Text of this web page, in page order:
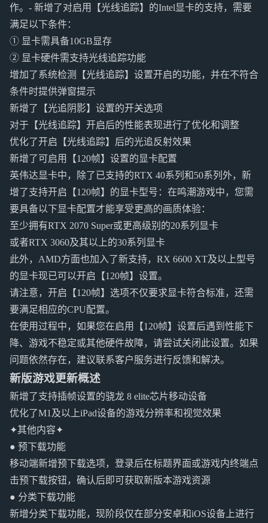
作。- 新增了对启用【光线追踪】的Intel显卡的支持，需要
满足以下条件：
① 显卡需具备10GB显存
② 显卡硬件需支持光线追踪功能
增加了系统检测【光线追踪】设置开启的功能，并在不符合
条件时提供弹窗提示
新增了【光追阴影】设置的开关选项
对于【光线追踪】开启后的性能表现进行了优化和调整
优化了开启【光线追踪】后的光追反射效果
新增了可启用【120帧】设置的显卡配置
英伟达显卡中，除了已支持的RTX 40系列和50系列外，新
增了支持开启【120帧】的显卡型号：在鸣潮游戏中，您需
要具备以下显卡配置才能享受更高的画质体验：
至少拥有RTX 2070 Super或更高级别的20系列显卡
或者RTX 3060及其以上的30系列显卡
此外，AMD方面也加入了新支持，RX 6600 XT及以上型号
的显卡现已可以开启【120帧】设置。
请注意，开启【120帧】选项不仅要求显卡符合标准，还需
要满足相应的CPU配置。
在使用过程中，如果您在启用【120帧】设置后遇到性能下
降、游戏不稳定或其他硬件故障，请尝试关闭此设置。如果
问题依然存在，建议联系客户服务进行反馈和解决。
新版游戏更新概述
新增了支持插帧设置的骁龙 8 elite芯片移动设备
优化了M1及以上iPad设备的游戏分辨率和视觉效果
✦其他内容✦
● 预下载功能
移动端新增预下载选项，登录后在标题界面或游戏内终端点
击预下载按钮，确认后即可获取新版本游戏资源
● 分类下载功能
新增分类下载功能，现阶段仅在部分安卓和iOS设备上进行